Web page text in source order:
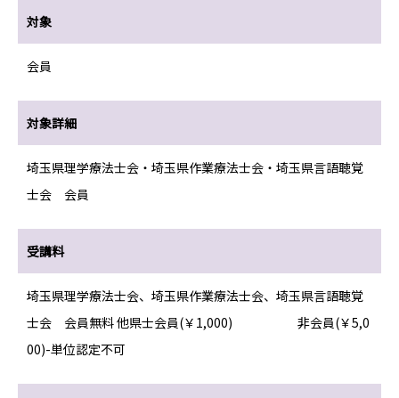
対象
会員
対象詳細
埼玉県理学療法士会・埼玉県作業療法士会・埼玉県言語聴覚
士会 会員
受講料
埼玉県理学療法士会、埼玉県作業療法士会、埼玉県言語聴覚
士会 会員無料 他県士会員(￥1,000) 非会員(￥5,0
00)-単位認定不可